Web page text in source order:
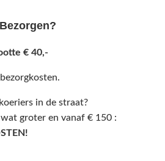
Bezorgen?
€ 40,-
in de straat?
groter en vanaf € 150 :